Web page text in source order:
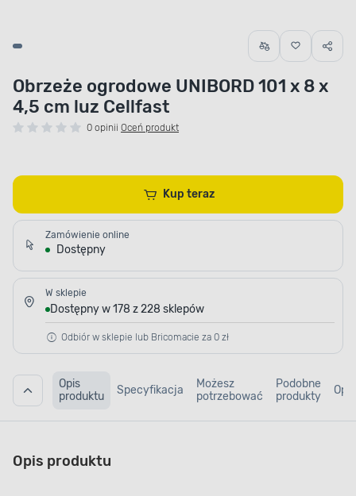
Obrzeże ogrodowe UNIBORD 101 x 8 x
4,5 cm luz Cellfast
0 opinii Oceń produkt
Kup teraz
Zamówienie online
Dostępny
W sklepie
Dostępny w 178 z 228 sklepów
Odbiór w sklepie lub Bricomacie za 0 zł
Opis
produktu
Specyfikacja
Możesz
potrzebować
Podobne
produkty
Opis produktu